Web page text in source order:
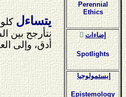
يتساءل
نتأرجح بين
أدق، وإلى
Perennial
Ethics
ٍإضاءات
Spotlights
إبستمولوجيا
Epistemology